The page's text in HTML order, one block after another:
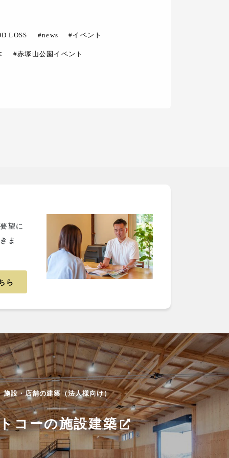
LOSS #news #イベント
#赤塚山公園イベント
望に
ま
ら
施設・店舗の建築（法人様向け）
コーの施設建築